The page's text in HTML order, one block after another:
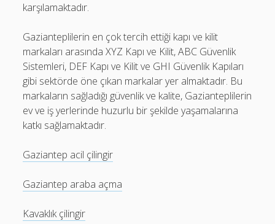
karşılamaktadır.
Gazianteplilerin en çok tercih ettiği kapı ve kilit
markaları arasında XYZ Kapı ve Kilit, ABC Güvenlik
Sistemleri, DEF Kapı ve Kilit ve GHI Güvenlik Kapıları
gibi sektörde öne çıkan markalar yer almaktadır. Bu
markaların sağladığı güvenlik ve kalite, Gazianteplilerin
ev ve iş yerlerinde huzurlu bir şekilde yaşamalarına
katkı sağlamaktadır.
Gaziantep acil çilingir
Gaziantep araba açma
Kavaklık çilingir